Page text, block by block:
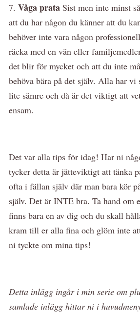
7. Våga prata Sist men inte minst
att du har någon du känner att du
behöver inte vara någon
räcka med en vän eller
det blir för mycket och att du inte
behöva bära på det själv. Alla har vi
lite sämre och då är det viktigt att
ensam.
Det var alla tips för idag! Har ni
tycker detta är jätteviktigt att tänka
ofta i fällan själv där man bara kör
själv. Det är INTE bra. Ta hand om
finns bara en av dig och du skall
kram till er alla fina och glöm inte
ni tyckte om mina tips!
Detta inlägg ingår i min serie om
samlade inlägg hittar ni i